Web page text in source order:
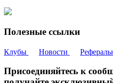
Полезные ссылки
Клубы Новости
Присоединяйтесь к